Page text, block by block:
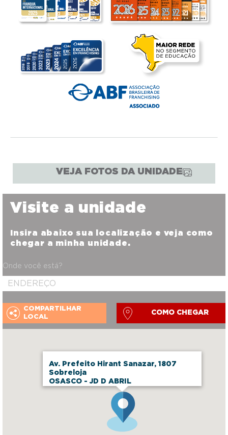
VEJA FOTOS DA UNIDADE
Av. Prefeito Hirant Sanazar, 1807
Sobreloja
OSASCO - JD D ABRIL
Visite a unidade
Insira abaixo sua localização e veja como
chegar a minha unidade.
Onde você está?
COMPARTILHAR
LOCAL
COMO CHEGAR